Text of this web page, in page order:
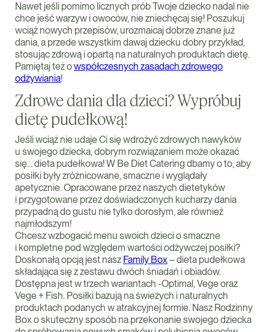
Nawet jeśli pomimo licznych prób Twoje dziecko nadal nie
chce jeść warzyw i owoców, nie zniechęcaj się! Poszukuj
wciąż nowych przepisów, urozmaicaj dobrze znane już
dania, a przede wszystkim dawaj dziecku dobry przykład,
stosując zdrową i opartą na naturalnych produktach dietę.
Pamiętaj też owspółczesnych zasadach zdrowego
odżywiania!
Zdrowe dania dla dzieci? Wypróbuj
dietę pudełkową!
Jeśli wciąż nie udaje Ci się wdrożyć zdrowych nawyków
u swojego dziecka, dobrym rozwiązaniem może okazać
się… dieta pudełkowa! W Be Diet Catering dbamy o to, aby
posiłki były zróżnicowane, smaczne i wyglądały
apetycznie. Opracowane przez naszych dietetyków
i przygotowane przez doświadczonych kucharzy dania
przypadną do gustu nie tylko dorosłym, ale również
najmłodszym!
Chcesz wzbogacić menu swoich dzieci o smaczne
i kompletne pod względem wartości odżywczej posiłki?
Doskonałą opcją jest nasz Family Box– dieta pudełkowa
składająca się z zestawu dwóch śniadań i obiadów.
Dostępna jest w trzech wariantach -Optimal, Vege oraz
Vege + Fish. Posiłki bazują na świeżych i naturalnych
produktach podanych w atrakcyjnej formie. Nasz Rodzinny
Box o skuteczny sposób na przekonanie swojego dziecka